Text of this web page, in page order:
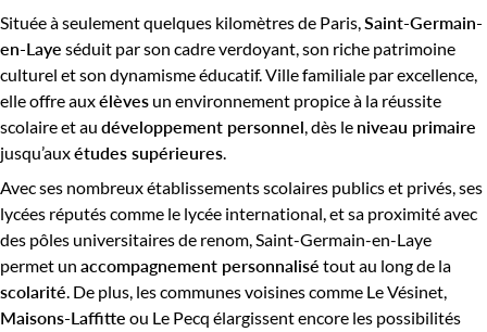
Située à seulement quelques kilomètres de Paris,Saint-Germain-
en-Laye séduit par son cadre verdoyant, son riche patrimoine
culturel et son dynamisme éducatif. Ville familiale par excellence,
elle offre auxélèves un environnement propice à la réussite
scolaire et au développement personnel, dès le niveau primaire
jusqu’auxétudes supérieures.
Avec ses nombreux établissements scolaires publics et privés, ses
lycées réputés comme le lycée international, et sa proximité avec
des pôles universitaires de renom, Saint-Germain-en-Laye
permet un accompagnement personnalisé tout au long de la
scolarité. De plus, les communes voisines comme Le Vésinet,
Maisons-Laffitte ou Le Pecq élargissent encore les possibilités